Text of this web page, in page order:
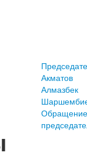
Акматов
Алмазбек
Обращение